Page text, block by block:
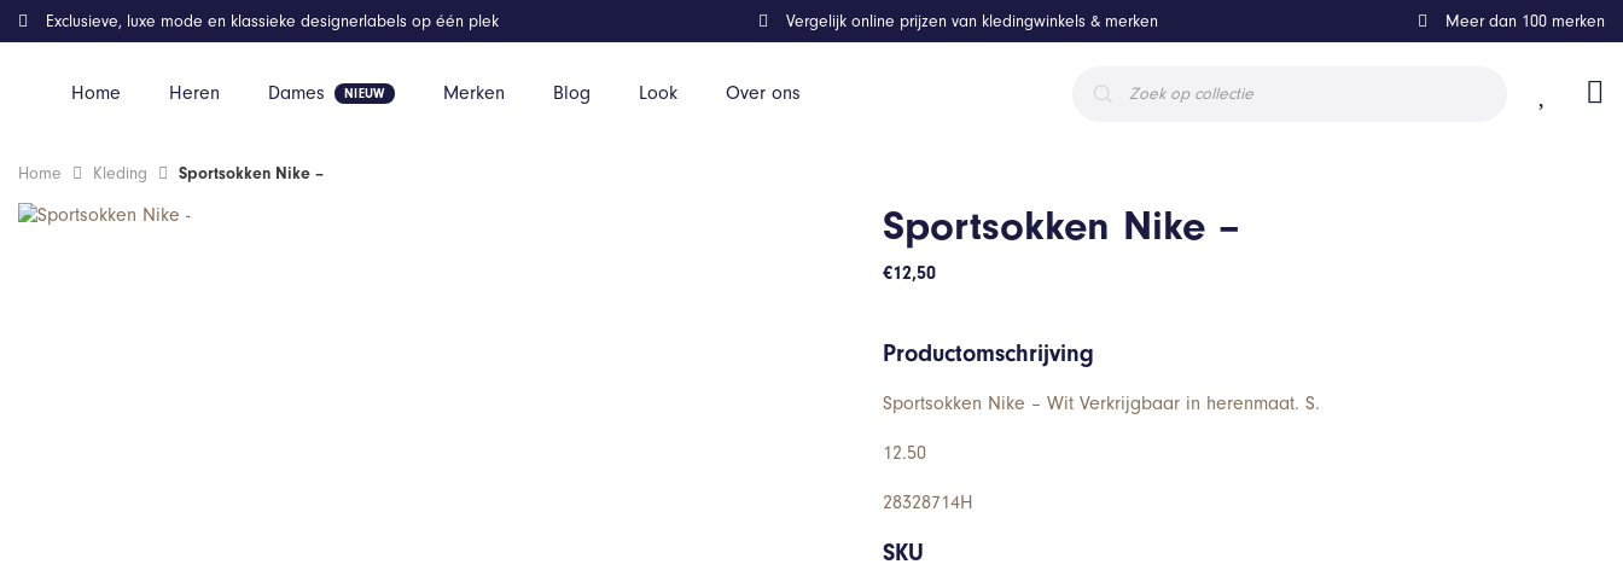
Home Heren Dames Merken Blog Look Over ons
zoeken
Exclusieve, luxe mode en klassieke designerlabels op één plek Vergelijk online prijzen van kledingwinkels & merken Meer dan 100 merken
Home Kleding Sportsokken Nike –
Sportsokken Nike –
€12,50
Productomschrijving
Sportsokken Nike – Wit Verkrijgbaar in herenmaat. S.
12.50
28328714H
SKU